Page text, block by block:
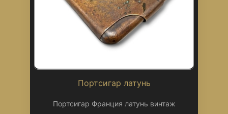
Портсигар латунь
Портсигар Франция латунь винтаж